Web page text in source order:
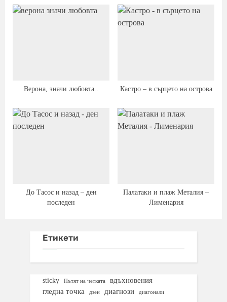
Верона, значи любовта.. Кастро – в сърцето на острова
До Тасос и назад – ден
последен
Палатаки и плаж Металия –
Лименария
Етикети
sticky Пътят на четката
вдъхновения
гледна точка
дзен диагнози диагонали